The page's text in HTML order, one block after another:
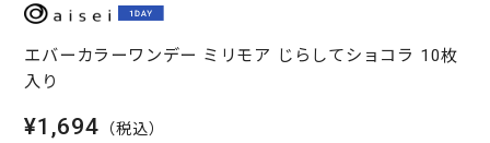
エバーカラーワンデー ミリモア じらしてショコラ 10枚
入り
¥1,694 （税込）